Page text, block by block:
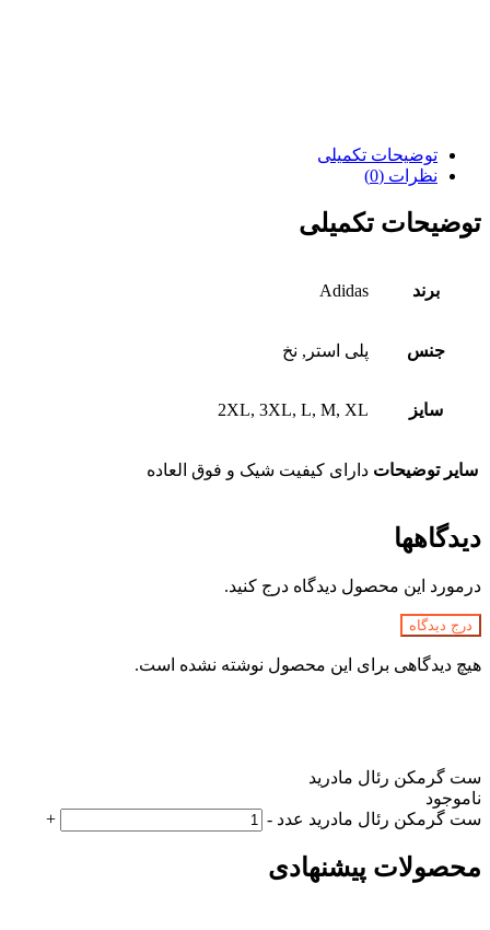
توضیحات تکمیلی
نظرات (0)
توضیحات تکمیلی
برند Adidas
جنس پلی استر, نخ
سایز 2XL, 3XL, L, M, XL
سایر توضیحات دارای کیفیت شیک و فوق العاده
دیدگاهها
درمورد این محصول دیدگاه درج کنید.
درج دیدگاه
هیچ دیدگاهی برای این محصول نوشته نشده است.
ست گرمکن رئال مادرید
ناموجود
ست گرمکن رئال مادرید عدد -
+
محصولات پیشنهادی